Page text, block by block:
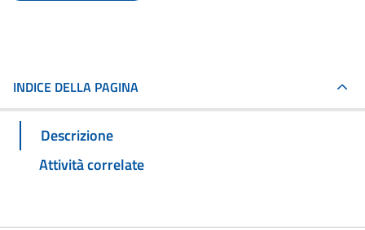
INDICE DELLA PAGINA
Descrizione
Attività correlate